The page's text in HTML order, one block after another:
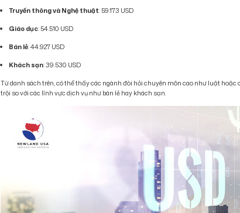
Truyền thông và Nghệ thuật: 59.173 USD
Giáo dục: 54.510 USD
Bán lẻ: 44.927 USD
Khách sạn: 39.530 USD
Từ danh sách trên, có thể thấy các ngành đòi hỏi chuyên môn cao như luật hoặc
trội so với các lĩnh vực dịch vụ như bán lẻ hay khách sạn.